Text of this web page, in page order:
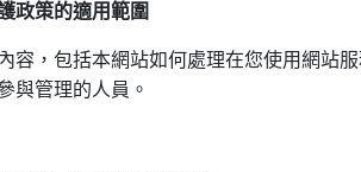
政策的適用範圍
容，包括本網站如何處理在您使用網站
與管理的人員。